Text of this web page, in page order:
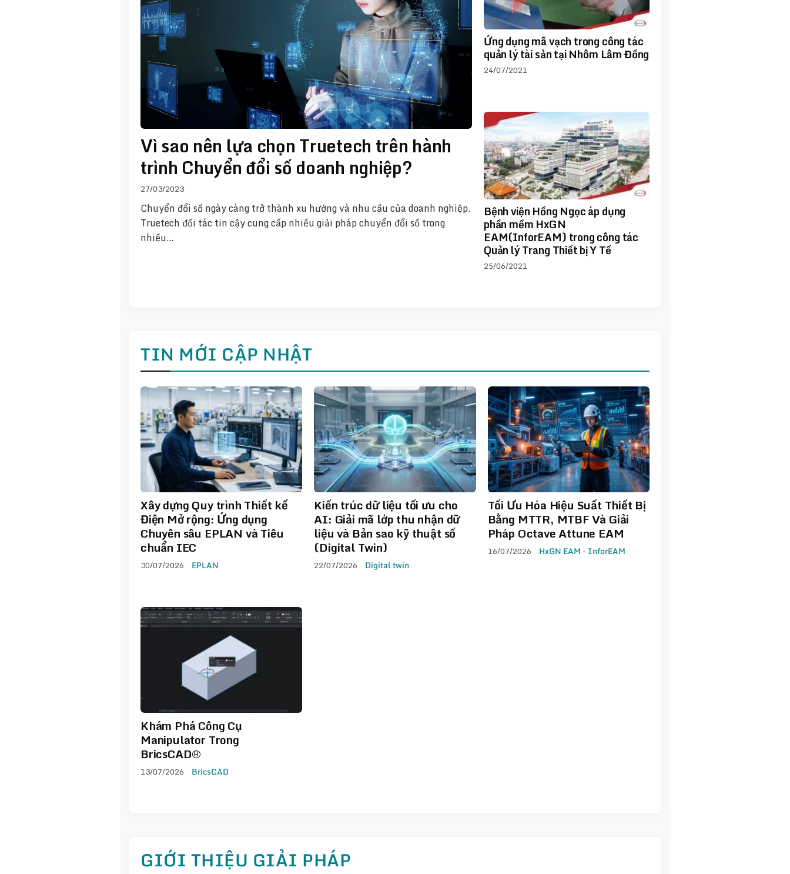
Vì sao nên lựa chọn Truetech trên hành
trình Chuyển đổi số doanh nghiệp?
27/03/2023
Chuyển đổi số ngày càng trở thành xu hướng và nhu cầu của doanh nghiệp.
Truetech đối tác tin cậy cung cấp nhiều giải pháp chuyển đổi số trong
nhiều…
Ứng dụng mã vạch trong công tác
quản lý tài sản tại Nhôm Lâm Đồng
24/07/2021
Bệnh viện Hồng Ngọc áp dụng
phần mềm HxGN
EAM(InforEAM) trong công tác
Quản lý Trang Thiết bị Y Tế
25/06/2021
TIN MỚI CẬP NHẬT
Xây dựng Quy trình Thiết kế
Điện Mở rộng: Ứng dụng
Chuyên sâu EPLAN và Tiêu
chuẩn IEC
30/07/2026 EPLAN
Kiến trúc dữ liệu tối ưu cho
AI: Giải mã lớp thu nhận dữ
liệu và Bản sao kỹ thuật số
(Digital Twin)
22/07/2026 Digital twin
Tối Ưu Hóa Hiệu Suất Thiết Bị
Bằng MTTR, MTBF Và Giải
Pháp Octave Attune EAM
16/07/2026 HxGN EAM - InforEAM
Khám Phá Công Cụ
Manipulator Trong
BricsCAD®
13/07/2026 BricsCAD
GIỚI THIỆU GIẢI PHÁP